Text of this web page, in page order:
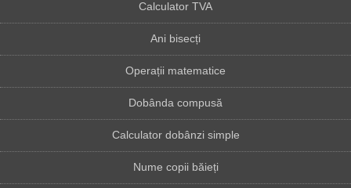
Calculator TVA
Ani bisecți
Operații matematice
Dobânda compusă
Calculator dobânzi simple
Nume copii băieți